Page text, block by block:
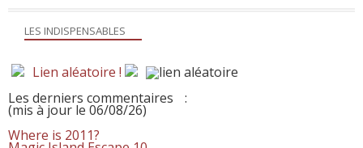
LES INDISPENSABLES
Lien aléatoire !
Les derniers commentaires
:
(mis à jour le 06/08/26)
Where is 2011?